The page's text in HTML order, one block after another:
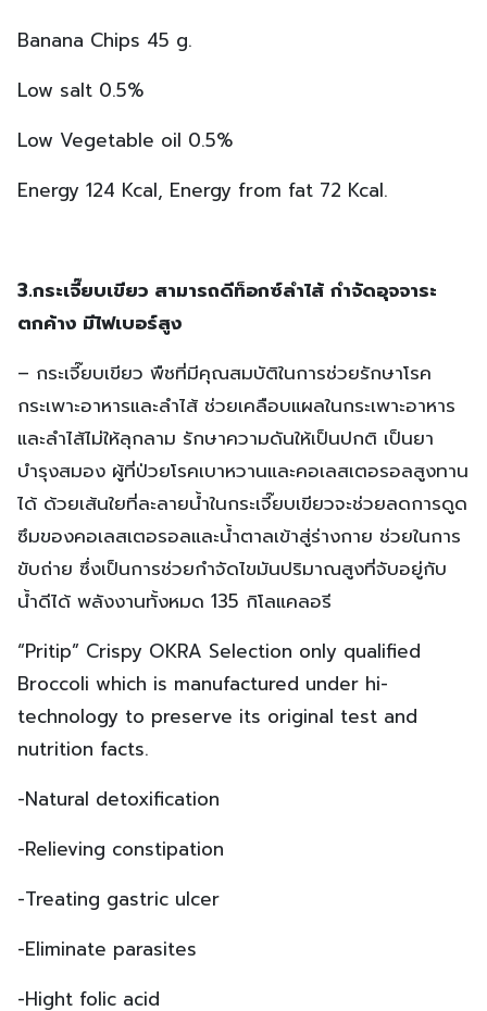
Banana Chips 45 g.
Low salt 0.5%
Low Vegetable oil 0.5%
Energy 124 Kcal, Energy from fat 72 Kcal.
3.กระเจี๊ยบเขียว สามารถดีท็อกซ์ลำไส้ กำจัดอุจจาระ
ตกค้าง มีไฟเบอร์สูง
– กระเจี๊ยบเขียว พืชที่มีคุณสมบัติในการช่วยรักษาโรค
กระเพาะอาหารและลำไส้ ช่วยเคลือบแผลในกระเพาะอาหาร
และลำไส้ไม่ให้ลุกลาม รักษาความดันให้เป็นปกติ เป็นยา
บำรุงสมอง ผู้ที่ป่วยโรคเบาหวานและคอเลสเตอรอลสูงทาน
ได้ ด้วยเส้นใยที่ละลายน้ำในกระเจี๊ยบเขียวจะช่วยลดการดูด
ซึมของคอเลสเตอรอลและน้ำตาลเข้าสู่ร่างกาย ช่วยในการ
ขับถ่าย ซึ่งเป็นการช่วยกำจัดไขมันปริมาณสูงที่จับอยู่กับ
น้ำดีได้ พลังงานทั้งหมด 135 กิโลแคลอรี
“Pritip” Crispy OKRA Selection only qualified
Broccoli which is manufactured under hi-
technology to preserve its original test and
nutrition facts.
-Natural detoxification
-Relieving constipation
-Treating gastric ulcer
-Eliminate parasites
-Hight folic acid